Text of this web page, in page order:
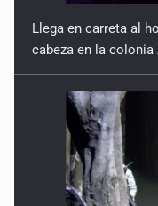
Llega en carreta al
cabeza en la colonia